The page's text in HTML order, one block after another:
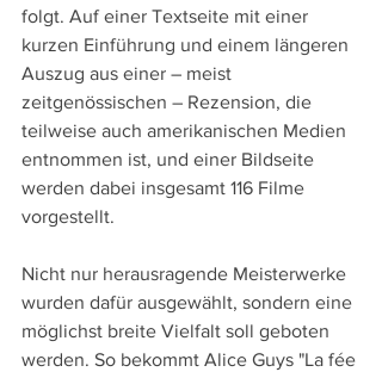
folgt. Auf einer Textseite mit einer
kurzen Einführung und einem längeren
Auszug aus einer – meist
zeitgenössischen – Rezension, die
teilweise auch amerikanischen Medien
entnommen ist, und einer Bildseite
werden dabei insgesamt 116 Filme
vorgestellt.
Nicht nur herausragende Meisterwerke
wurden dafür ausgewählt, sondern eine
möglichst breite Vielfalt soll geboten
werden. So bekommt Alice Guys "La fée